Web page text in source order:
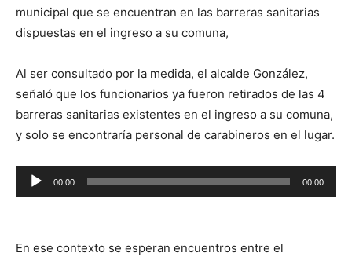
municipal que se encuentran en las barreras sanitarias
dispuestas en el ingreso a su comuna,
Al ser consultado por la medida, el alcalde González,
señaló que los funcionarios ya fueron retirados de las 4
barreras sanitarias existentes en el ingreso a su comuna,
y solo se encontraría personal de carabineros en el lugar.
Reproductor
de
00:00 00:00
En ese contexto se esperan encuentros entre el